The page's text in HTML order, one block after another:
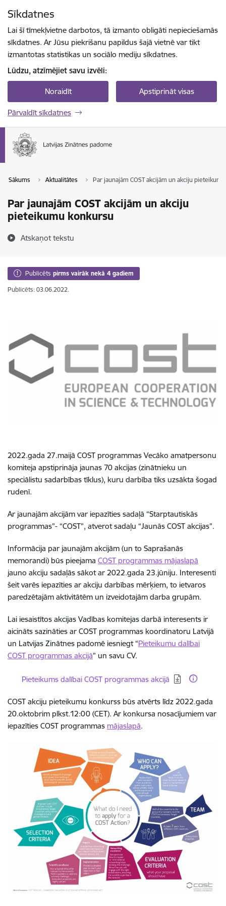
Sīkdatnes
Lai šī tīmekļvietne darbotos, tā izmanto obligāti nepieciešamās
sīkdatnes. Ar Jūsu piekrišanu papildus šajā vietnē var tikt
izmantotas statistikas un sociālo mediju sīkdatnes.
Lūdzu, atzīmējiet savu izvēli:
Noraidīt Apstiprināt visas
Pārvaldīt sīkdatnes
Sākums Aktualitātes Par jaunajām COST akcijām un akciju
Par jaunajām COST akcijām un akciju
pieteikumu konkursu
Atskaņot tekstu
Publicēts pirms vairāk nekā 4 gadiem
Publicēts: 03.06.2022.
2022.gada 27.maijā COST programmas Vecāko amatpersonu
komiteja apstiprināja jaunas 70 akcijas (zinātnieku un
speciālistu sadarbības tīklus), kuru darbība tiks uzsākta šogad
rudenī.
Ar jaunajām akcijām var iepazīties sadaļā “Starptautiskās
programmas”- “COST”, atverot sadaļu “Jaunās COST akcijas”.
Informācija par jaunajām akcijām (un to Saprašanās
memorandi) būs pieejama COST programmas mājaslapā
jauno akciju sadaļās sākot ar 2022.gada 23.jūniju. Interesenti
šeit varēs iepazīties ar akciju darbības mērķiem, to ietvaros
paredzētajām aktivitātēm un izveidotajām darba grupām.
Lai iesaistītos akcijas Vadības komitejas darbā interesents ir
aicināts sazināties ar COST programmas koordinatoru Latvijā
un Latvijas Zinātnes padomē iesniegt “Pieteikumu dalībai
COST programmas akcijā” un savu CV.
Lejupielādēt:
Pieteikums dalībai COST programmas akcijā
COST akciju pieteikumu konkurss būs atvērts līdz 2022.gada
20.oktobrim plkst.12:00 (CET). Ar konkursa nosacījumiem var
iepazīties COST programmas mājaslapā.